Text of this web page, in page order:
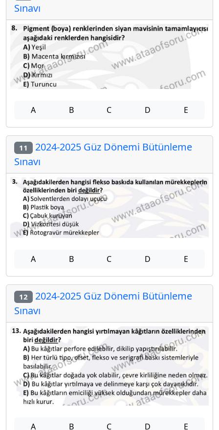
Sınavı
A B C D E
11 2024-2025 Güz Dönemi Bütünleme
Sınavı
A B C D E
12 2024-2025 Güz Dönemi Bütünleme
Sınavı
A B C D E